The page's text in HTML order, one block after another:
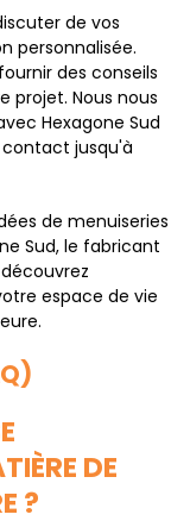
de vos
personnalisée.
des conseils
projet. Nous nous
Hexagone Sud
jusqu'à
de menuiseries
Sud, le fabricant
espace de vie
DE
?